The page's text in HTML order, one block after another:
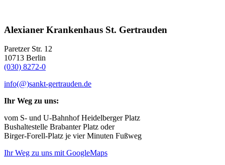
Alexianer Krankenhaus St. Gertrauden
Paretzer Str. 12
10713 Berlin
(030) 8272-0
info(@)sankt-gertrauden.de
Ihr Weg zu uns:
vom S- und U-Bahnhof Heidelberger Platz
Bushaltestelle Brabanter Platz oder
Birger-Forell-Platz je vier Minuten Fußweg
Ihr Weg zu uns mit GoogleMaps